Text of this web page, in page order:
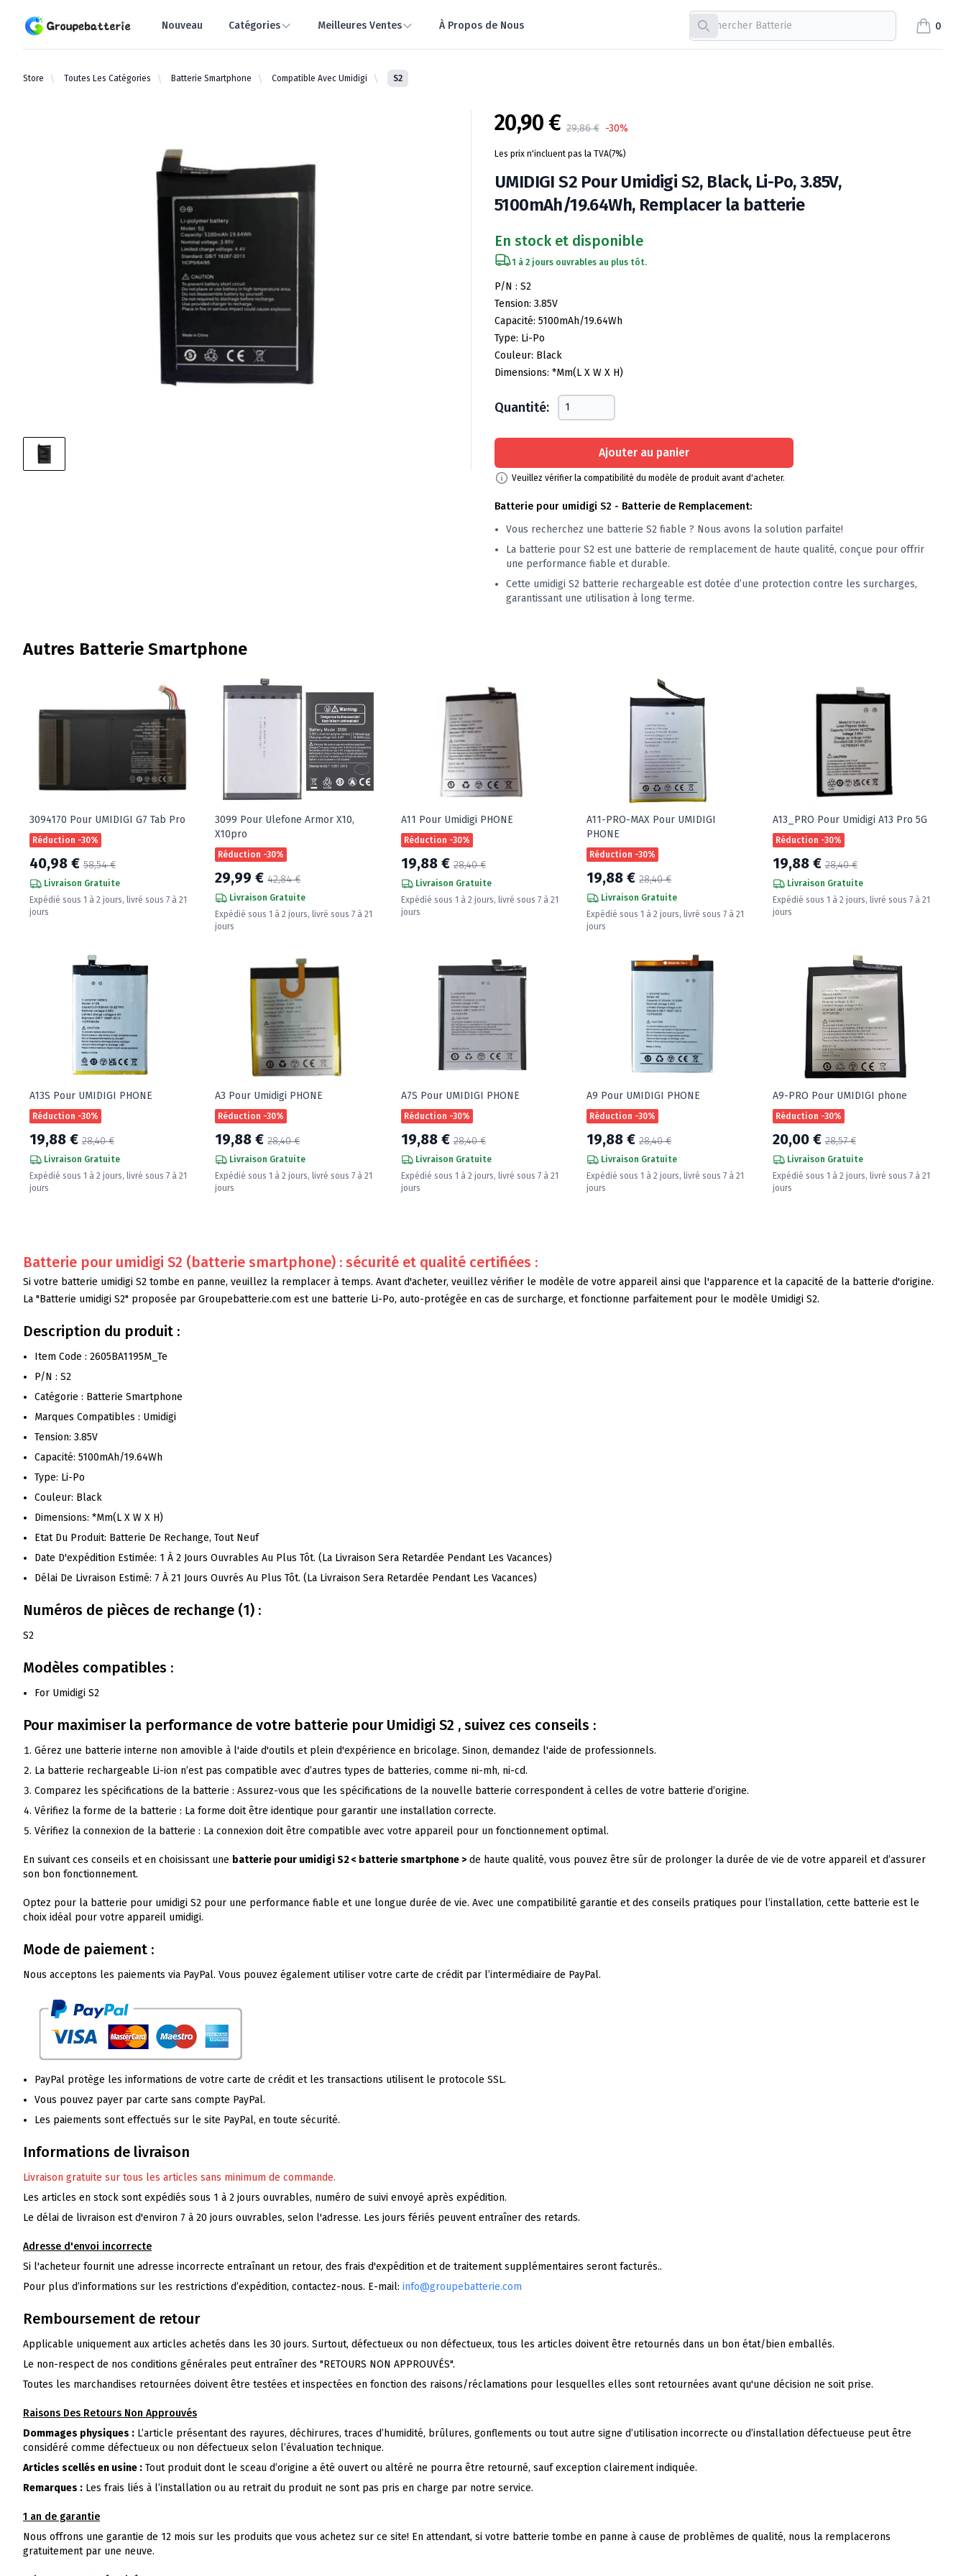
Groupebatterie.com Nouveau Catégories Meilleures Ventes À Propos de Nous
Recherche
0
items in
Store Toutes Les Catégories Batterie Smartphone Compatible Avec Umidigi S2
Product information
20,90 € 29,86 € -30%
Les prix n'incluent pas la TVA(7%)
UMIDIGI S2 Pour Umidigi S2, Black, Li-Po, 3.85V,
5100mAh/19.64Wh, Remplacer la batterie
En stock et disponible
1 à 2 jours ouvrables au plus tôt.
Spécifications de la batterie
P/N : S2
Tension: 3.85V
Capacité: 5100mAh/19.64Wh
Type: Li-Po
Couleur: Black
Dimensions: *mm(L X W X H)
Quantité:
Ajouter au panier
Veuillez vérifier la compatibilité du modèle de produit avant d'acheter.
Batterie pour umidigi S2 - Batterie de Remplacement:
Vous recherchez une batterie S2 fiable ? Nous avons la solution parfaite!
La batterie pour S2 est une batterie de remplacement de haute qualité, conçue pour offrir
une performance fiable et durable.
Cette umidigi S2 batterie rechargeable est dotée d’une protection contre les surcharges,
garantissant une utilisation à long terme.
Autres Batterie Smartphone
3094170 Pour UMIDIGI G7 Tab Pro
Réduction -30%
40,98 € 58,54 €
Livraison Gratuite
Expédié sous 1 à 2 jours, livré sous 7 à 21
jours
3099 Pour Ulefone Armor X10,
X10pro
Réduction -30%
29,99 €42,84 €
Livraison Gratuite
Expédié sous 1 à 2 jours, livré sous 7 à 21
jours
A11 Pour Umidigi PHONE
Réduction -30%
19,88 €28,40 €
Livraison Gratuite
Expédié sous 1 à 2 jours, livré sous 7 à 21
jours
A11-PRO-MAX Pour UMIDIGI
PHONE
Réduction -30%
19,88 €28,40 €
Livraison Gratuite
Expédié sous 1 à 2 jours, livré sous 7 à 21
jours
A13_PRO Pour Umidigi A13 Pro 5G
Réduction -30%
19,88 €28,40 €
Livraison Gratuite
Expédié sous 1 à 2 jours, livré sous 7 à 21
jours
A13S Pour UMIDIGI PHONE
Réduction -30%
19,88 € 28,40 €
Livraison Gratuite
Expédié sous 1 à 2 jours, livré sous 7 à 21
jours
A3 Pour Umidigi PHONE
Réduction -30%
19,88 €28,40 €
Livraison Gratuite
Expédié sous 1 à 2 jours, livré sous 7 à 21
jours
A7S Pour UMIDIGI PHONE
Réduction -30%
19,88 €28,40 €
Livraison Gratuite
Expédié sous 1 à 2 jours, livré sous 7 à 21
jours
A9 Pour UMIDIGI PHONE
Réduction -30%
19,88 €28,40 €
Livraison Gratuite
Expédié sous 1 à 2 jours, livré sous 7 à 21
jours
A9-PRO Pour UMIDIGI phone
Réduction -30%
20,00 €28,57 €
Livraison Gratuite
Expédié sous 1 à 2 jours, livré sous 7 à 21
jours
Batterie pour umidigi S2 (batterie smartphone) : sécurité et qualité certifiées :
Si votre batterie umidigi S2 tombe en panne, veuillez la remplacer à temps. Avant d'acheter, veuillez vérifier le modèle de votre appareil ainsi que l'apparence et la capacité de la batterie d'origine.
La "Batterie umidigi S2" proposée par Groupebatterie.com est une batterie Li-Po, auto-protégée en cas de surcharge, et fonctionne parfaitement pour le modèle Umidigi S2.
Description du produit :
Item Code : 2605BA1195M_Te
P/N : S2
Catégorie : Batterie Smartphone
Marques Compatibles : Umidigi
Tension: 3.85V
Capacité: 5100mAh/19.64Wh
Type: Li-Po
Couleur: Black
Dimensions: *mm(L X W X H)
Etat Du Produit: Batterie De Rechange, Tout Neuf
Date D'expédition Estimée: 1 À 2 Jours Ouvrables Au Plus Tôt. (La Livraison Sera Retardée Pendant Les Vacances)
Délai De Livraison Estimé: 7 À 21 Jours Ouvrés Au Plus Tôt. (La Livraison Sera Retardée Pendant Les Vacances)
Numéros de pièces de rechange (1) :
S2
Modèles compatibles :
For Umidigi S2
Pour maximiser la performance de votre batterie pour Umidigi S2 , suivez ces conseils :
Gérez une batterie interne non amovible à l'aide d'outils et plein d'expérience en bricolage. Sinon, demandez l'aide de professionnels.
La batterie rechargeable Li-ion n’est pas compatible avec d’autres types de batteries, comme ni-mh, ni-cd.
Comparez les spécifications de la batterie : Assurez-vous que les spécifications de la nouvelle batterie correspondent à celles de votre batterie d’origine.
Vérifiez la forme de la batterie : La forme doit être identique pour garantir une installation correcte.
Vérifiez la connexion de la batterie : La connexion doit être compatible avec votre appareil pour un fonctionnement optimal.
En suivant ces conseils et en choisissant une batterie pour umidigi S2 < batterie smartphone > de haute qualité, vous pouvez être sûr de prolonger la durée de vie de votre appareil et d’assurer
son bon fonctionnement.
Optez pour la batterie pour umidigi S2 pour une performance fiable et une longue durée de vie. Avec une compatibilité garantie et des conseils pratiques pour l’installation, cette batterie est le
choix idéal pour votre appareil umidigi.
Mode de paiement :
Nous acceptons les paiements via PayPal. Vous pouvez également utiliser votre carte de crédit par l’intermédiaire de PayPal.
PayPal protège les informations de votre carte de crédit et les transactions utilisent le protocole SSL.
Vous pouvez payer par carte sans compte PayPal.
Les paiements sont effectués sur le site PayPal, en toute sécurité.
Informations de livraison
Livraison gratuite sur tous les articles sans minimum de commande.
Les articles en stock sont expédiés sous 1 à 2 jours ouvrables, numéro de suivi envoyé après expédition.
Le délai de livraison est d'environ 7 à 20 jours ouvrables, selon l'adresse. Les jours fériés peuvent entraîner des retards.
Adresse d'envoi incorrecte
Si l'acheteur fournit une adresse incorrecte entraînant un retour, des frais d'expédition et de traitement supplémentaires seront facturés..
Pour plus d’informations sur les restrictions d’expédition, contactez-nous. E-mail: info@groupebatterie.com
Remboursement de retour
Applicable uniquement aux articles achetés dans les 30 jours. Surtout, défectueux ou non défectueux, tous les articles doivent être retournés dans un bon état/bien emballés.
Le non-respect de nos conditions générales peut entraîner des "RETOURS NON APPROUVÉS".
Toutes les marchandises retournées doivent être testées et inspectées en fonction des raisons/réclamations pour lesquelles elles sont retournées avant qu'une décision ne soit prise.
Raisons Des Retours Non Approuvés
Dommages physiques : L’article présentant des rayures, déchirures, traces d’humidité, brûlures, gonflements ou tout autre signe d’utilisation incorrecte ou d’installation défectueuse peut être
considéré comme défectueux ou non défectueux selon l’évaluation technique.
Articles scellés en usine : Tout produit dont le sceau d’origine a été ouvert ou altéré ne pourra être retourné, sauf exception clairement indiquée.
Remarques : Les frais liés à l’installation ou au retrait du produit ne sont pas pris en charge par notre service.
1 an de garantie
Nous offrons une garantie de 12 mois sur les produits que vous achetez sur ce site! En attendant, si votre batterie tombe en panne à cause de problèmes de qualité, nous la remplacerons
gratuitement par une neuve.